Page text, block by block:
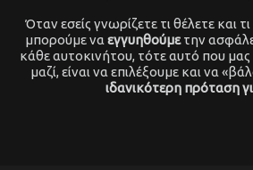
Όταν εσείς γνωρίζετε τι θέλετε και τι
μπορούμε να εγγυηθούμετην
κάθε αυτοκινήτου, τότε αυτό που μας
μαζί, είναι να επιλέξουμε και να
ιδανικότερη πρόταση